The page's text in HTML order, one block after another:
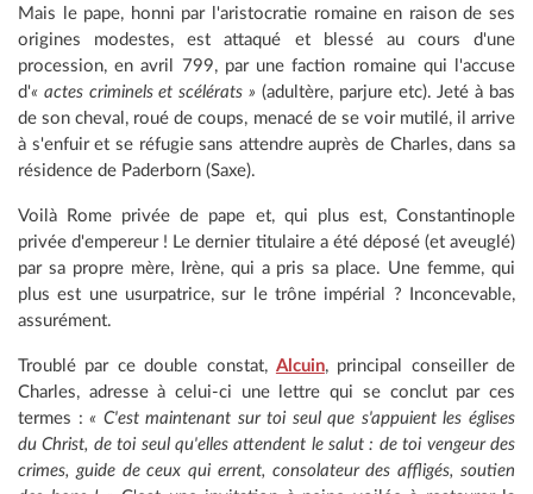
Mais le pape, honni par l'aristocratie romaine en raison de ses
origines modestes, est attaqué et blessé au cours d'une
procession, en avril 799, par une faction romaine qui l'accuse
d'« actes criminels et scélérats » (adultère, parjure etc). Jeté à bas
de son cheval, roué de coups, menacé de se voir mutilé, il arrive
à s'enfuir et se réfugie sans attendre auprès de Charles, dans sa
résidence de Paderborn (Saxe).
Voilà Rome privée de pape et, qui plus est, Constantinople
privée d'empereur ! Le dernier titulaire a été déposé (et aveuglé)
par sa propre mère, Irène, qui a pris sa place. Une femme, qui
plus est une usurpatrice, sur le trône impérial ? Inconcevable,
assurément.
Troublé par ce double constat, Alcuin, principal conseiller de
Charles, adresse à celui-ci une lettre qui se conclut par ces
termes :« C'est maintenant sur toi seul que s'appuient les églises
du Christ, de toi seul qu'elles attendent le salut : de toi vengeur des
crimes, guide de ceux qui errent, consolateur des affligés, soutien